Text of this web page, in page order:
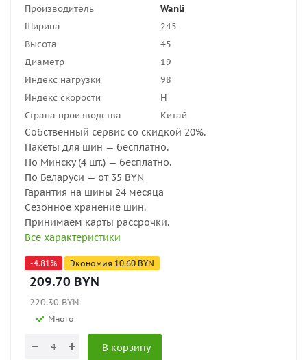
Производитель
Wanli
Ширина
245
Высота
45
Диаметр
19
Индекс нагрузки
98
Индекс скорости
H
Страна производства
Китай
Собственный сервис со скидкой 20%.
Пакеты для шин — бесплатно.
По Минску (4 шт.) — бесплатно.
По Беларуси — от 35 BYN
Гарантия на шины 24 месяца
Сезонное хранение шин.
Принимаем карты рассрочки.
Все характеристики
-4.81% Экономия 10.60 BYN
209.70 BYN
220.30BYN
Много
В корзину